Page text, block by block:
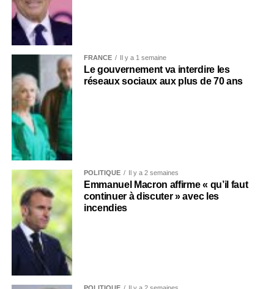
FRANCE Il y a 1 semaine
Le gouvernement va interdire les
réseaux sociaux aux plus de 70 ans
POLITIQUE Il y a 2 semaines
Emmanuel Macron affirme « qu’il faut
continuer à discuter » avec les
incendies